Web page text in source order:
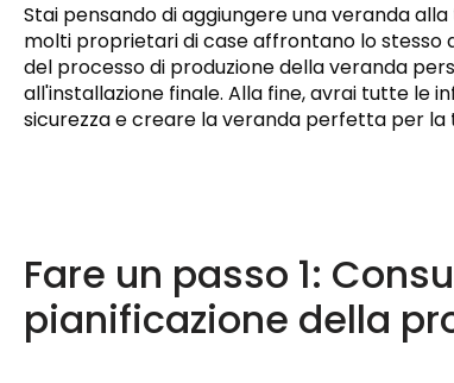
Stai pensando di aggiungere una veranda
molti proprietari di case affrontano lo stesso
del processo di produzione della veranda
all'installazione finale. Alla fine, avrai tutte le
sicurezza e creare la veranda perfetta per la
Fare un passo 1:
pianificazione della